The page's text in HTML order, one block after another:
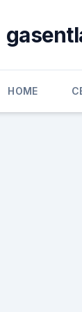
HOME